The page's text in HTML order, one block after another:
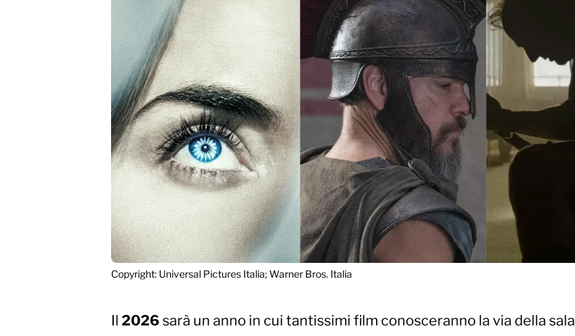
Copyright: Universal Pictures Italia; Warner Bros. Italia
Il 2026 sarà un anno in cui tantissimi film conosceranno la via della sala